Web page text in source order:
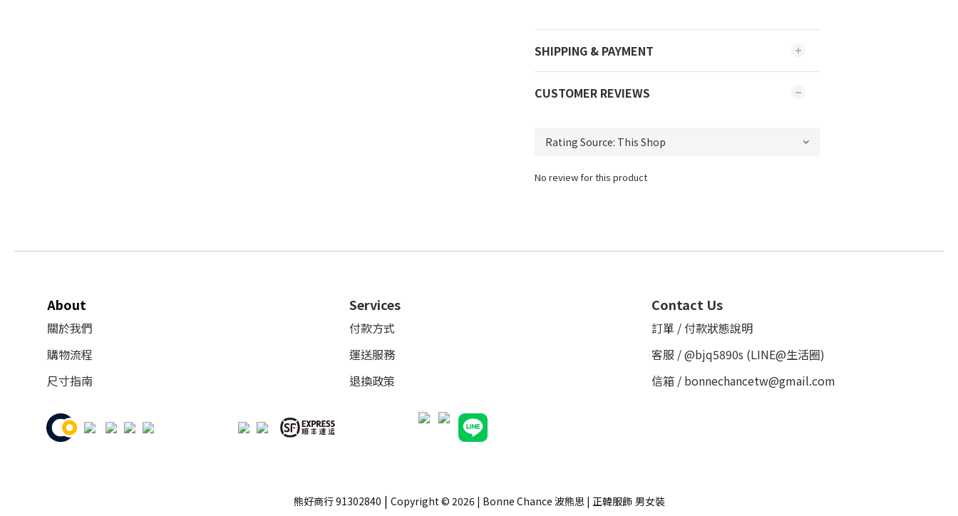
SHIPPING & PAYMENT
CUSTOMER REVIEWS
No review for this product
About
關於我們
購物流程
尺寸指南
Services
付款方式
運送服務
退換政策
Contact Us
訂單 / 付款狀態說明
客服 /@bjq5890s (LINE@生活圈)
信箱 / bonnechancetw@gmail.com
熊好商行 91302840 | Copyright © 2026 | Bonne Chance 波熊思 | 正韓服飾 男女裝